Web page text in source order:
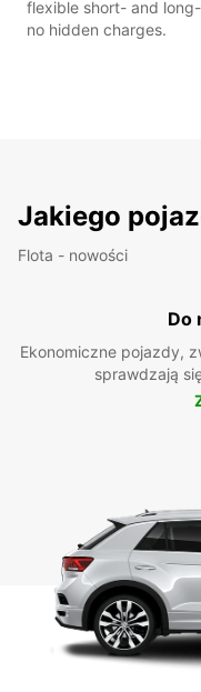
flexible short- and
no hidden charges.
Jakiego
Flota - nowości
Do
Ekonomiczne pojazdy,
sprawdzają